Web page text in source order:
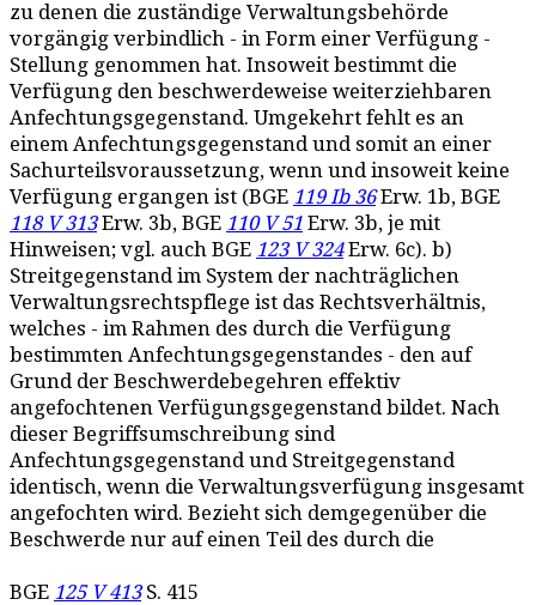
zu denen die zuständige Verwaltungsbehörde
vorgängig verbindlich - in Form einer Verfügung -
Stellung genommen hat. Insoweit bestimmt die
Verfügung den beschwerdeweise weiterziehbaren
Anfechtungsgegenstand. Umgekehrt fehlt es an
einem Anfechtungsgegenstand und somit an einer
Sachurteilsvoraussetzung, wenn und insoweit keine
Verfügung ergangen ist (BGE 119 Ib 36Erw. 1b, BGE
118 V 313Erw. 3b, BGE 110 V 51 Erw. 3b, je mit
Hinweisen; vgl. auch BGE 123 V 324Erw. 6c). b)
Streitgegenstand im System der nachträglichen
Verwaltungsrechtspflege ist das Rechtsverhältnis,
welches - im Rahmen des durch die Verfügung
bestimmten Anfechtungsgegenstandes - den auf
Grund der Beschwerdebegehren effektiv
angefochtenen Verfügungsgegenstand bildet. Nach
dieser Begriffsumschreibung sind
Anfechtungsgegenstand und Streitgegenstand
identisch, wenn die Verwaltungsverfügung insgesamt
angefochten wird. Bezieht sich demgegenüber die
Beschwerde nur auf einen Teil des durch die
BGE 125 V 413S. 415